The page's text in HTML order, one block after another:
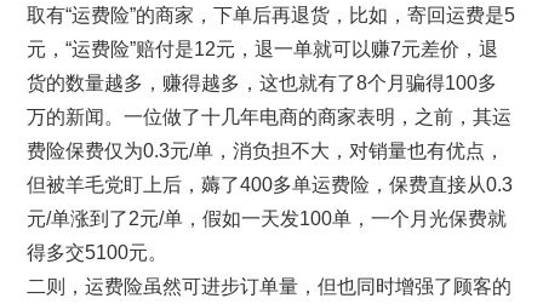
取有“运费险”的商家，下单后再退货，比如，寄回运费是5
元，“运费险”赔付是12元，退一单就可以赚7元差价，退
货的数量越多，赚得越多，这也就有了8个月骗得100多
万的新闻。一位做了十几年电商的商家表明，之前，其运
费险保费仅为0.3元/单，消负担不大，对销量也有优点，
但被羊毛党盯上后，薅了400多单运费险，保费直接从0.3
元/单涨到了2元/单，假如一天发100单，一个月光保费就
得多交5100元。
二则，运费险虽然可进步订单量，但也同时增强了顾客的